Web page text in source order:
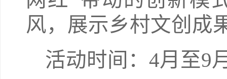
风，展示乡村文创成
活动时间：4月至9